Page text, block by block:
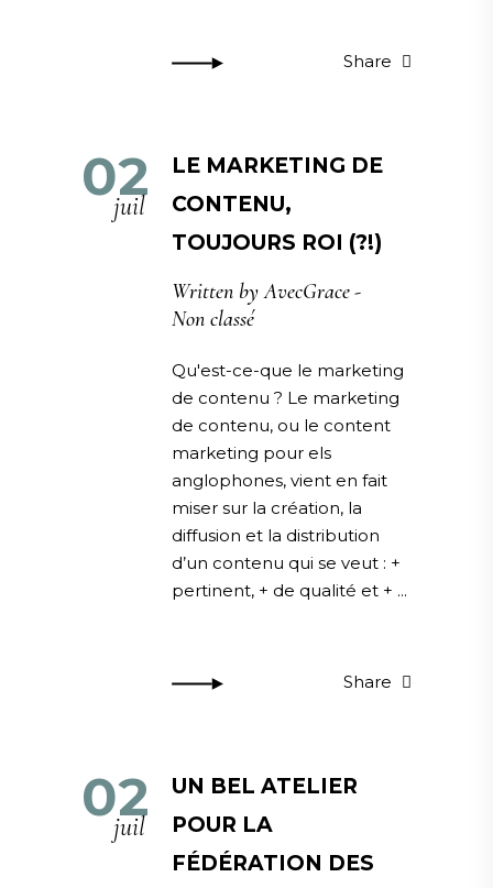
Share
02
juil
LE MARKETING DE
CONTENU,
TOUJOURS ROI (?!)
Written byAvecGrace
Non classé
Qu'est-ce-que le marketing
de contenu ? Le marketing
de contenu, ou le content
marketing pour els
anglophones, vient en fait
miser sur la création, la
diffusion et la distribution
d’un contenu qui se veut : +
pertinent, + de qualité et +
Share
02
juil
UN BEL ATELIER
POUR LA
FÉDÉRATION DES